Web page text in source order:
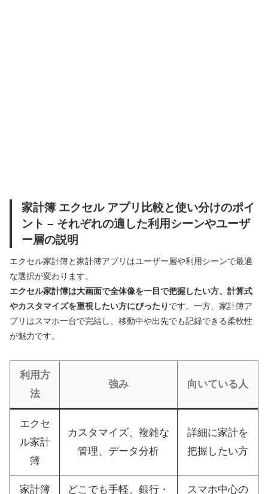
家計簿 エクセル アプリ比較と使い分けのポイ
ント – それぞれの適した利用シーンやユーザ
ー層の説明
エクセル家計簿と家計簿アプリはユーザー層や利用シーンで最適
な選択が変わります。
エクセル家計簿は大画面で全体像を一目で把握したい方、計算式
やカスタマイズを重視したい方にぴったり です。一方、家計簿ア
プリはスマホ一台で完結し、移動中や出先でも記録できる柔軟性
が魅力です。
利用方
法
強み 向いている人
エクセ
ル家計
簿
カスタマイズ、複雑な
管理、データ分析
詳細に家計を
把握したい方
家計簿
どこでも手軽、銀行・
スマホ中心の